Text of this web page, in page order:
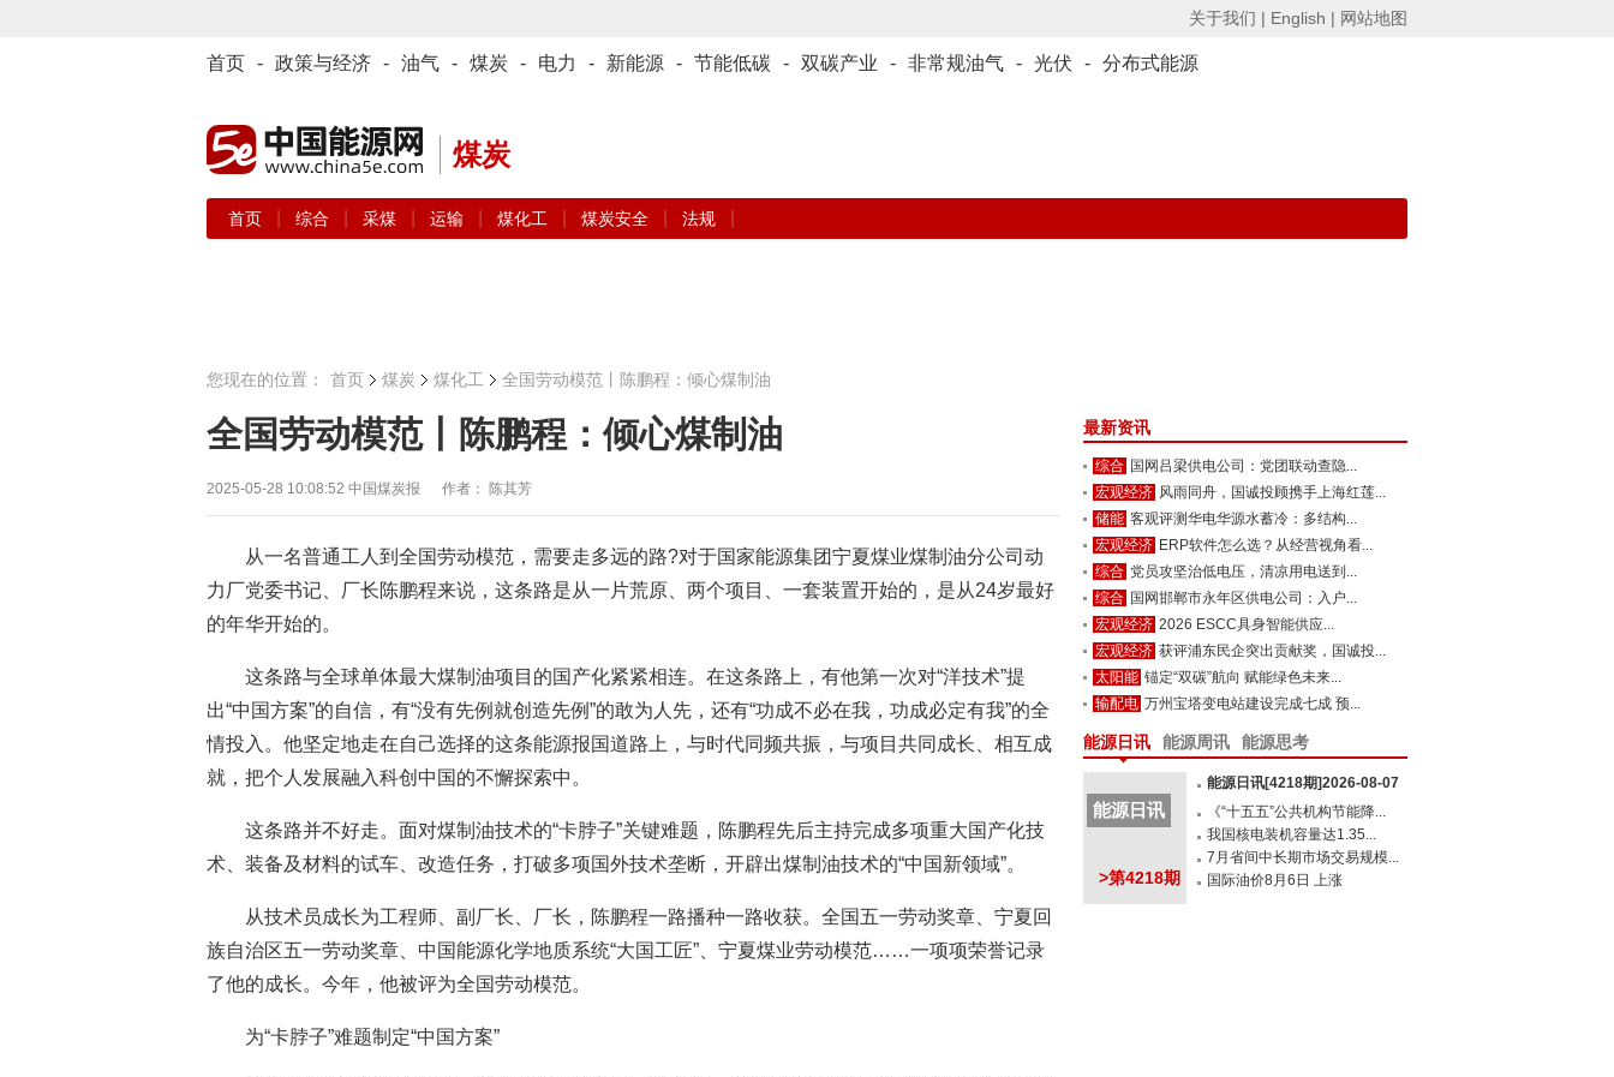
关于我们 | English | 网站地图
首页 - 政策与经济 - 油气 - 煤炭 - 电力 - 新能源 - 节能低碳 - 双碳产业 - 非常规油气 - 光伏 - 分布式能源
煤炭
首页 综合 采煤 运输 煤化工 煤炭安全 法规
您现在的位置： 首页 煤炭 煤化工 全国劳动模范丨陈鹏程：倾心煤制油
全国劳动模范丨陈鹏程：倾心煤制油
2025-05-28 10:08:52 中国煤炭报 作者： 陈其芳
从一名普通工人到全国劳动模范，需要走多远的路?对于国家能源集团宁夏煤业煤制油分公司动
力厂党委书记、厂长陈鹏程来说，这条路是从一片荒原、两个项目、一套装置开始的，是从24岁最好
的年华开始的。
这条路与全球单体最大煤制油项目的国产化紧紧相连。在这条路上，有他第一次对“洋技术”提
出“中国方案”的自信，有“没有先例就创造先例”的敢为人先，还有“功成不必在我，功成必定有我”的全
情投入。他坚定地走在自己选择的这条能源报国道路上，与时代同频共振，与项目共同成长、相互成
就，把个人发展融入科创中国的不懈探索中。
这条路并不好走。面对煤制油技术的“卡脖子”关键难题，陈鹏程先后主持完成多项重大国产化技
术、装备及材料的试车、改造任务，打破多项国外技术垄断，开辟出煤制油技术的“中国新领域”。
从技术员成长为工程师、副厂长、厂长，陈鹏程一路播种一路收获。全国五一劳动奖章、宁夏回
族自治区五一劳动奖章、中国能源化学地质系统“大国工匠”、宁夏煤业劳动模范……一项项荣誉记录
了他的成长。今年，他被评为全国劳动模范。
为“卡脖子”难题制定“中国方案”
最新资讯
综合 国网吕梁供电公司：党团联动查隐...
宏观经济 风雨同舟，国诚投顾携手上海红莲...
储能 客观评测华电华源水蓄冷：多结构...
宏观经济 ERP软件怎么选？从经营视角看...
综合 党员攻坚治低电压，清凉用电送到...
综合 国网邯郸市永年区供电公司：入户...
宏观经济 2026 ESCC具身智能供应...
宏观经济 获评浦东民企突出贡献奖，国诚投...
太阳能 锚定“双碳”航向 赋能绿色未来...
输配电 万州宝塔变电站建设完成七成 预...
能源日讯 能源周讯 能源思考
能源日讯
>第4218期
能源日讯[4218期]2026-08-07
《“十五五”公共机构节能降...
我国核电装机容量达1.35...
7月省间中长期市场交易规模...
国际油价8月6日 上涨